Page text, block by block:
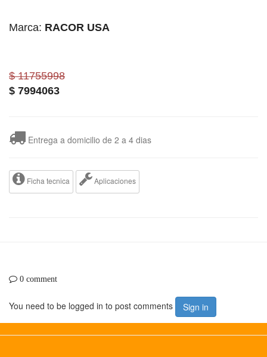
Marca: RACOR USA
$ 11755998
$ 7994063
Entrega a domicilio de 2 a 4 dias
Ficha tecnica Aplicaciones
0 comment
You need to be logged in to post comments Sign in